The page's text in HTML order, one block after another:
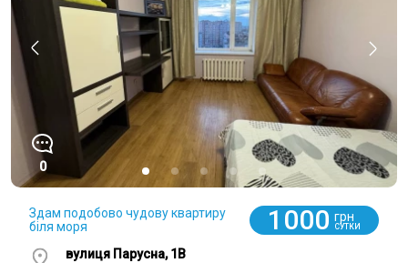
0
Здам подобово чудову квартиру
біля моря
1000 грн
СУТКИ
вулиця Парусна, 1В